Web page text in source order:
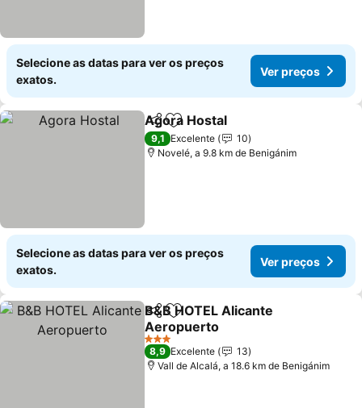
Selecione as datas para ver os preços
exatos.
Ver preços
PartilharAdicionar aos favoritos
Agora Hostal
9,1 Excelente
10
Novelé, a 9.8 km de Benigánim
Selecione as datas para ver os preços
exatos.
Ver preços
PartilharAdicionar aos favoritos
B&B HOTEL Alicante
Aeropuerto
3 Estrelas
8,9 Excelente
13
Vall de Alcalá, a 18.6 km de Benigánim